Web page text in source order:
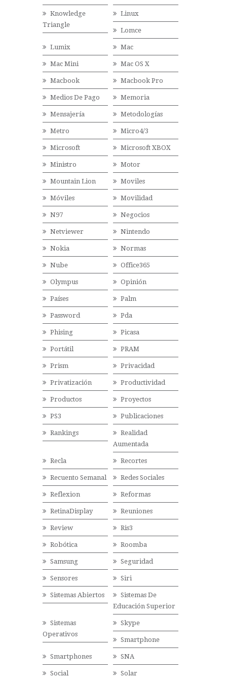
Knowledge
Triangle
Linux
Lomce
Lumix Mac
Mac Mini Mac OS X
Macbook Macbook Pro
Medios De Pago Memoria
Mensajería Metodologías
Metro Micro4/3
Microsoft Microsoft XBOX
Ministro Motor
Mountain Lion Moviles
Móviles Movilidad
N97 Negocios
Netviewer Nintendo
Nokia Normas
Nube Office365
Olympus Opinión
Países Palm
Password Pda
Phising Picasa
Portátil PRAM
Prism Privacidad
Privatización Productividad
Productos Proyectos
PS3 Publicaciones
Rankings
Realidad
Aumentada
Recla Recortes
Recuento Semanal Redes Sociales
Reflexion Reformas
RetinaDisplay Reuniones
Review Ris3
Robótica Roomba
Samsung Seguridad
Sensores Siri
Sistemas Abiertos
Sistemas De
Educación Superior
Sistemas
Operativos
Skype
Smartphone
Smartphones SNA
Social Solar